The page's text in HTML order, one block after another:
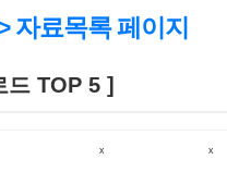
자료목록 페이지
드 TOP 5 ]
x x